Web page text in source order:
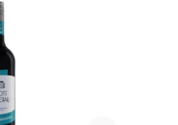
Pasta und
bis zu gegrilltem
zu Wildgerichten
kühlen und
Licht